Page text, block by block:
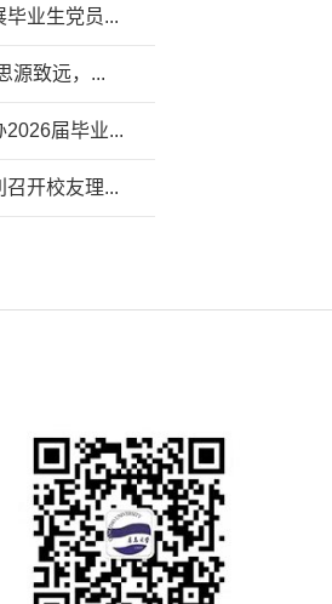
毕业生党员...
源致远，...
2026届毕业...
开校友理...